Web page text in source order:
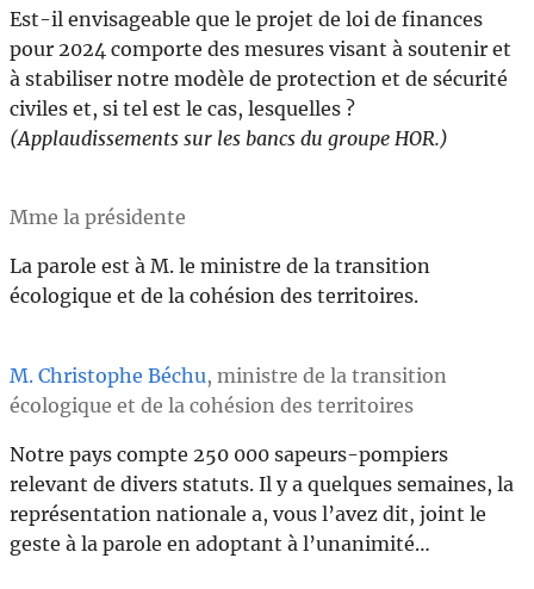
Est-il envisageable que le projet de loi de finances
pour 2024 comporte des mesures visant à soutenir et
à stabiliser notre modèle de protection et de sécurité
civiles et, si tel est le cas, lesquelles ?
(Applaudissements sur les bancs du groupe HOR.)
Mme la présidente
La parole est à M. le ministre de la transition
écologique et de la cohésion des territoires.
M. Christophe Béchu, ministre de la transition
écologique et de la cohésion des territoires
Notre pays compte 250 000 sapeurs-pompiers
relevant de divers statuts. Il y a quelques semaines, la
représentation nationale a, vous l’avez dit, joint le
geste à la parole en adoptant à l’unanimité…